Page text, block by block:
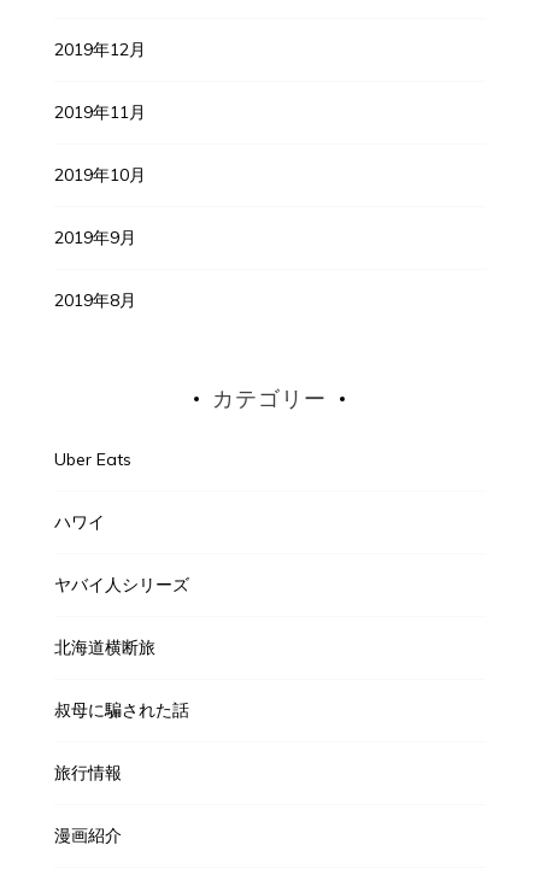
2019年12月
2019年11月
2019年10月
2019年9月
2019年8月
カテゴリー
Uber Eats
ハワイ
ヤバイ人シリーズ
北海道横断旅
叔母に騙された話
旅行情報
漫画紹介